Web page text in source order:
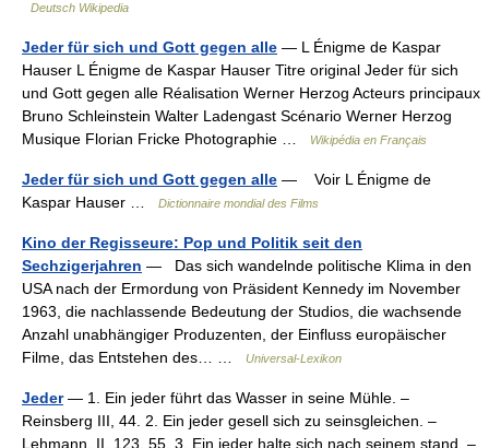
Deutsch Wikipedia
Jeder für sich und Gott gegen alle — L Énigme de Kaspar
Hauser L Énigme de Kaspar Hauser Titre original Jeder für sich
und Gott gegen alle Réalisation Werner Herzog Acteurs principaux
Bruno Schleinstein Walter Ladengast Scénario Werner Herzog
Musique Florian Fricke Photographie …
Wikipédia en Français
Jeder für sich und Gott gegen alle — Voir L Énigme de
Kaspar Hauser …
Dictionnaire mondial des Films
Kino der Regisseure: Pop und Politik seit den
Sechzigerjahren — Das sich wandelnde politische Klima in den
USA nach der Ermordung von Präsident Kennedy im November
1963, die nachlassende Bedeutung der Studios, die wachsende
Anzahl unabhängiger Produzenten, der Einfluss europäischer
Filme, das Entstehen des… …
Universal-Lexikon
Jeder— 1. Ein jeder führt das Wasser in seine Mühle. –
Reinsberg III, 44. 2. Ein jeder gesell sich zu seinsgleichen. –
Lehmann, II, 123, 55. 3. Ein jeder halte sich nach seinem stand. –